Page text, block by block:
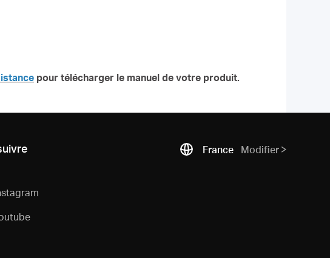
pour télécharger le manuel de votre produit.
France Modifier